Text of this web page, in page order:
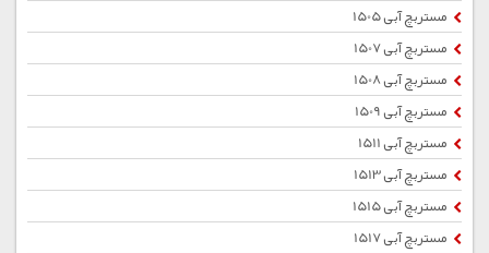
مستربچ آبی 1505
مستربچ آبی 1507
مستربچ آبی 1508
مستربچ آبی 1509
مستربچ آبی 1511
مستربچ آبی 1513
مستربچ آبی 1515
مستربچ آبی 1517